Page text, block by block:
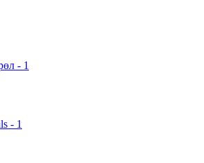
- 1
- 1